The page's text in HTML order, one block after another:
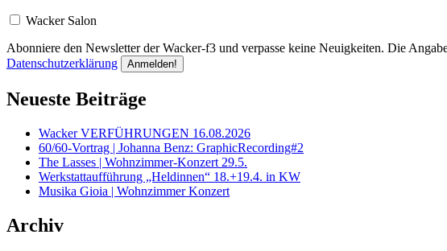
Wacker Salon
Abonniere den Newsletter der Wacker-f3 und verpasse keine Neuigkeiten. Die
Datenschutzerklärung
Neueste Beiträge
Wacker VERFÜHRUNGEN 16.08.2026
60/60-Vortrag | Johanna Benz: GraphicRecording#2
The Lasses | Wohnzimmer-Konzert 29.5.
Werkstattaufführung „Heldinnen“ 18.+19.4. in KW
Musika Gioia | Wohnzimmer Konzert
Archiv